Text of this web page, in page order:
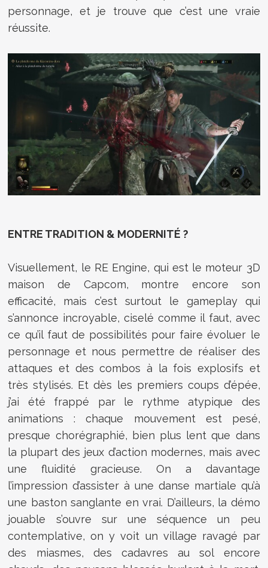
personnage, et je trouve que c’est une vraie
réussite.
ENTRE TRADITION & MODERNITÉ ?
Visuellement, le RE Engine, qui est le moteur 3D
maison de Capcom, montre encore son
efficacité, mais c’est surtout le gameplay qui
s’annonce incroyable, ciselé comme il faut, avec
ce qu’il faut de possibilités pour faire évoluer le
personnage et nous permettre de réaliser des
attaques et des combos à la fois explosifs et
très stylisés. Et dès les premiers coups d’épée,
j’ai été frappé par le rythme atypique des
animations : chaque mouvement est pesé,
presque chorégraphié, bien plus lent que dans
la plupart des jeux d’action modernes, mais avec
une fluidité gracieuse. On a davantage
l’impression d’assister à une danse martiale qu’à
une baston sanglante en vrai. D’ailleurs, la démo
jouable s’ouvre sur une séquence un peu
contemplative, on y voit un village ravagé par
des miasmes, des cadavres au sol encore